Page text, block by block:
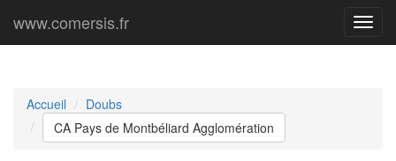
Menu
www.comersis.fr
Accueil
Doubs
CA Pays de Montbéliard Agglomération